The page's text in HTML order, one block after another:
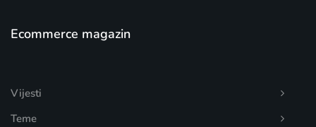
Ecommerce magazin
Vijesti
Teme